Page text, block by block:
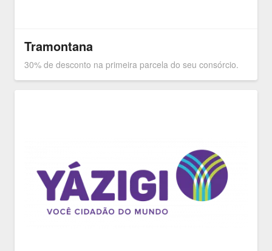
Tramontana
30% de desconto na primeira parcela do seu consórcio.